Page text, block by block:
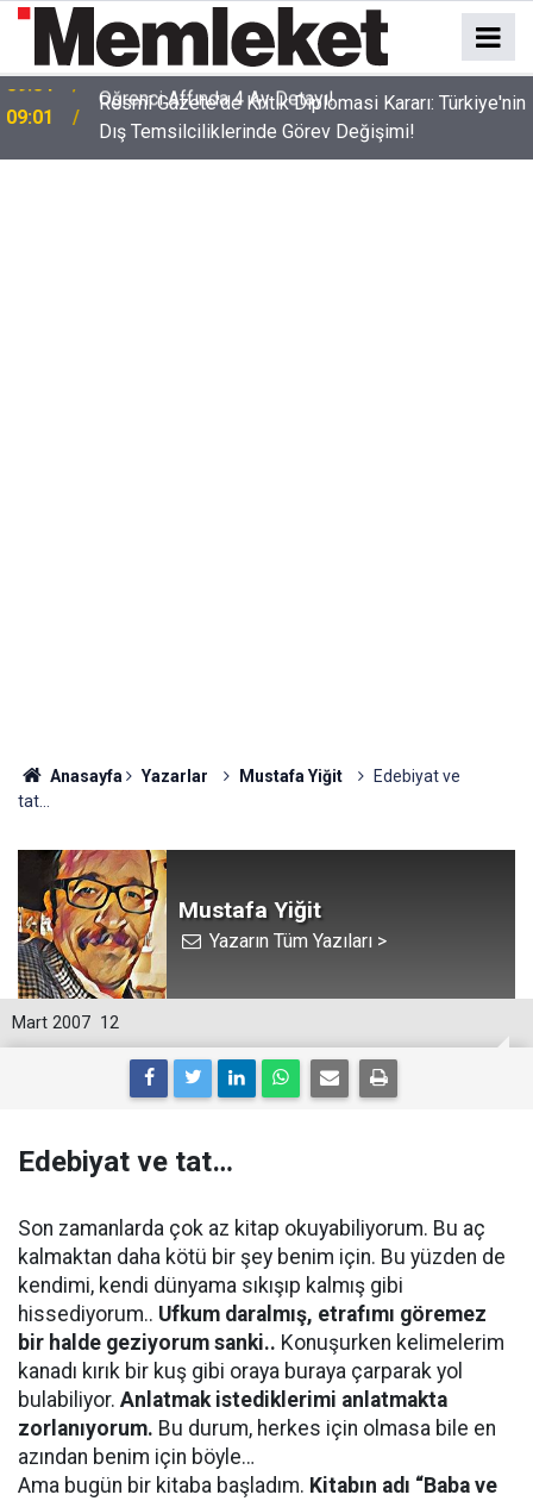
09:01
Resmî Gazete'de Kritik Diplomasi Kararı: Türkiye'nin
Dış Temsilciliklerinde Görev Değişimi!
Anasayfa Yazarlar Mustafa Yiğit
Edebiyat ve
tat…
Mustafa Yiğit
Yazarın Tüm Yazıları >
12
Mart 2007
Edebiyat ve tat…
Son zamanlarda çok az kitap okuyabiliyorum. Bu aç
kalmaktan daha kötü bir şey benim için. Bu yüzden de
kendimi, kendi dünyama sıkışıp kalmış gibi
hissediyorum.. Ufkum daralmış, etrafımı göremez
bir halde geziyorum sanki.. Konuşurken kelimelerim
kanadı kırık bir kuş gibi oraya buraya çarparak yol
bulabiliyor. Anlatmak istediklerimi anlatmakta
zorlanıyorum. Bu durum, herkes için olmasa bile en
azından benim için böyle…
Ama bugün bir kitaba başladım. Kitabın adı “Baba ve